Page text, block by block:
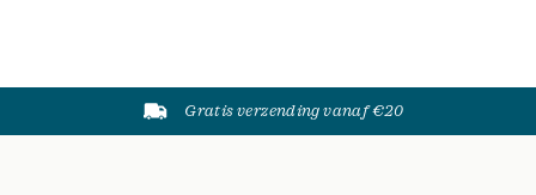
Gratis verzending vanaf €20